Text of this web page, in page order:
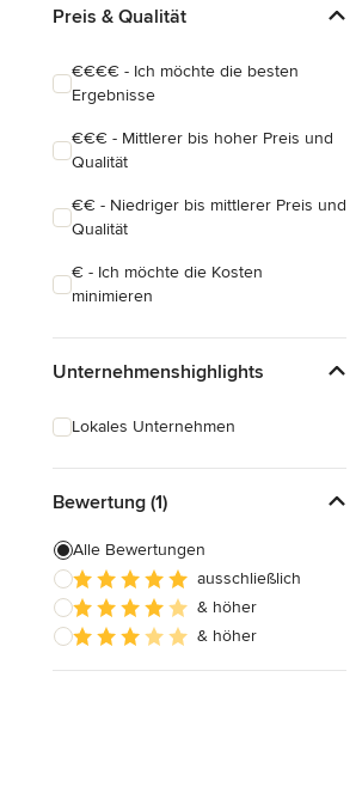
Preis & Qualität
€€€€ - Ich möchte die besten
Ergebnisse
€€€ - Mittlerer bis hoher Preis und
Qualität
€€ - Niedriger bis mittlerer Preis und
Qualität
€ - Ich möchte die Kosten
minimieren
Unternehmenshighlights
Lokales Unternehmen
Bewertung (1)
Alle Bewertungen
ausschließlich
& höher
& höher